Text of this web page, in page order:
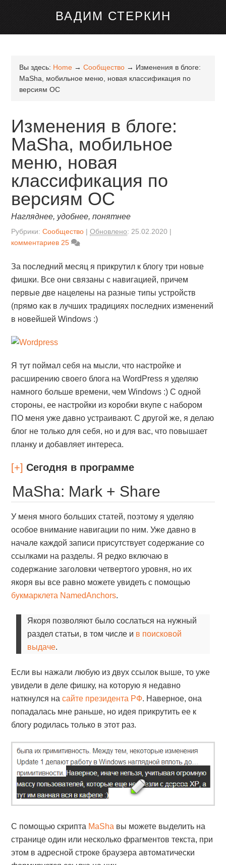
ВАДИМ СТЕРКИН
Вы здесь: Home → Сообщество → Изменения в блоге:
MaSha, мобильное меню, новая классификация по
версиям ОС
Изменения в блоге:
MaSha, мобильное
меню, новая
классификация по
версиям ОС
Нагляднее, удобнее, понятнее
Рубрики:Сообщество Обновлено: 25.02.2020
комментариев 25
За последний месяц я прикрутил к блогу три новые
фишки. Все они связаны с навигацией, причем
первые две нацелены на разные типы устройств
(прямо как в лучших традициях последних изменений
в новейшей Windows :)
Я тут поймал себя на мысли, что настройке и
расширению своего блога на WordPress я уделяю
намного больше времени, чем Windows :) С одной
стороны, ее настройки из коробки вкупе с набором
ПО меня уже давно устраивают. С другой же, я делаю
блог не только для себя, но и для вас, что повышает
планку и добавляет интереса.
[+] Сегодня в программе
MaSha: Mark + Share
У меня много больших статей, поэтому я уделяю
особое внимание навигации по ним. Уже давно в
начале каждой записи присутствует содержание со
ссылками на разделы. Я редко включаю в
содержание заголовки четвертого уровня, но их
якоря вы все равно можете увидеть с помощью
букмарклета NamedAnchors.
Якоря позволяют было сослаться на нужный
раздел статьи, в том числе и в поисковой
выдаче.
Если вы нажали любую из двух ссылок выше, то уже
увидели в деле фишку, на которую я недавно
наткнулся насайте президента РФ. Наверное, она
попадалась мне раньше, но идея прикрутить ее к
блогу родилась только в этот раз.
С помощью скрипта MaSha вы можете выделить на
странице один или несколько фрагментов текста, при
этом в адресной строке браузера автоматически